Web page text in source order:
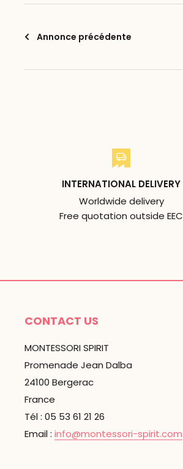
Annonce précédente
INTERNATIONAL DELIVERY
Worldwide delivery
Free quotation outside EEC
CONTACT US
MONTESSORI SPIRIT
Promenade Jean Dalba
24100 Bergerac
France
Tél : 05 53 61 21 26
Email : info@montessori-spirit.com